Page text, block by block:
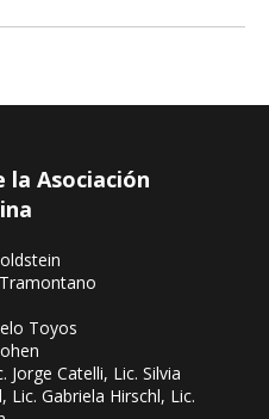
la Asociación
Toyos
Jorge Catelli, Lic. Silvia
Gabriela Hirschl, Lic.